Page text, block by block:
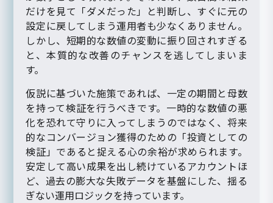
だけを見て「ダメだった」と判断し、すぐに元の
設定に戻してしまう運用者も少なくありません。
しかし、短期的な数値の変動に振り回されすぎる
と、本質的な改善のチャンスを逃してしまいま
す。
仮説に基づいた施策であれば、一定の期間と母数
を持って検証を行うべきです。一時的な数値の悪
化を恐れて守りに入ってしまうのではなく、将来
的なコンバージョン獲得のための「投資としての
検証」であると捉える心の余裕が求められます。
安定して高い成果を出し続けているアカウントほ
ど、過去の膨大な失敗データを基盤にした、揺る
ぎない運用ロジックを持っています。